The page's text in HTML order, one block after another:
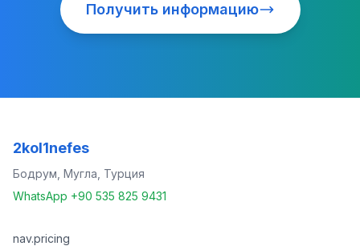
Получить информацию
2kol1nefes
Бодрум, Мугла, Турция
WhatsApp +90 535 825 9431
nav.pricing